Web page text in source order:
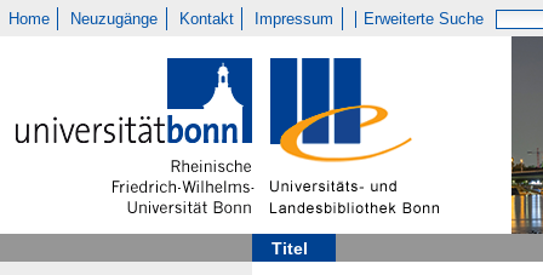
Home Neuzugänge Kontakt Impressum Erweiterte Suche
Titel